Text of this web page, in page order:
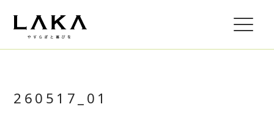
260517_01